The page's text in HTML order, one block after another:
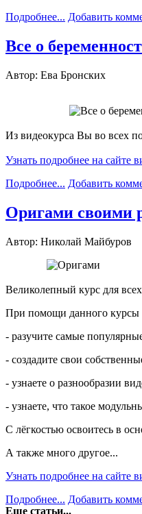
Подробнее... Добавить
Все о
Автор: Ева Бронских
Из видеокурса Вы во всех
Узнать подробнее на сайте
Подробнее... Добавить
Оригами своими
Автор: Николай Майбуров
Великолепный курс для всех
При помощи данного курсы
- разучите самые
- создадите свои
- узнаете о разнообразии
- узнаете, что такое
С лёгкостью освоитесь в
А также много другое...
Узнать подробнее на сайте
Подробнее... Добавить
Еще статьи...